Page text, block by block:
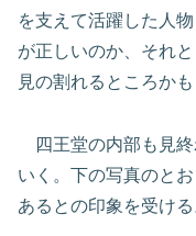
を支えて活躍した人
が正しいのか、それ
見の割れるところかも
四王堂の内部も見終
いく。下の写真のと
あるとの印象を受ける